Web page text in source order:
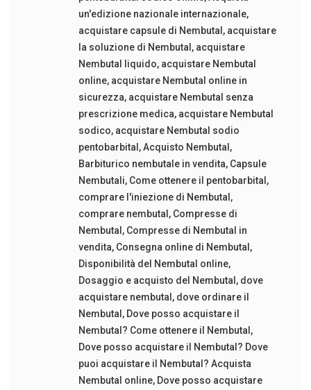
un'edizione nazionale internazionale,
acquistare capsule di Nembutal , acquistare
la soluzione di Nembutal , acquistare
Nembutal liquido, acquistare Nembutal
online, acquistare Nembutal online in
sicurezza, acquistare Nembutal senza
prescrizione medica, acquistare Nembutal
sodico, acquistare Nembutal sodio
pentobarbital ,Acquisto Nembutal ,
Barbiturico nembutale in vendita, Capsule
Nembutali, Come ottenere il pentobarbital ,
comprare l'iniezione di Nembutal ,
comprare nembutal , Compresse di
Nembutal , Compresse di Nembutal in
vendita, Consegna online di Nembutal ,
Disponibilità del Nembutal online,
Dosaggio e acquisto del Nembutal , dove
acquistare nembutal , dove ordinare il
Nembutal , Dove posso acquistare il
Nembutal? Come ottenere il Nembutal ,
Dove posso acquistare il Nembutal? Dove
puoi acquistare il Nembutal? Acquista
Nembutal online, Dove posso acquistare